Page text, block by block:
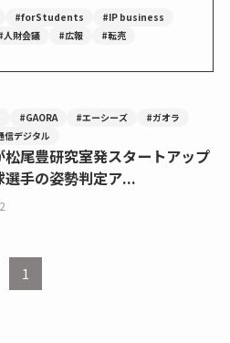
#forStudents
#IP business
人財会議 #広報 #転売
#GAORA #エーシーズ
#ガオラ
信デジタル
松尾豊研究室発スタートアップ
選手の姿勢判定ア...
1